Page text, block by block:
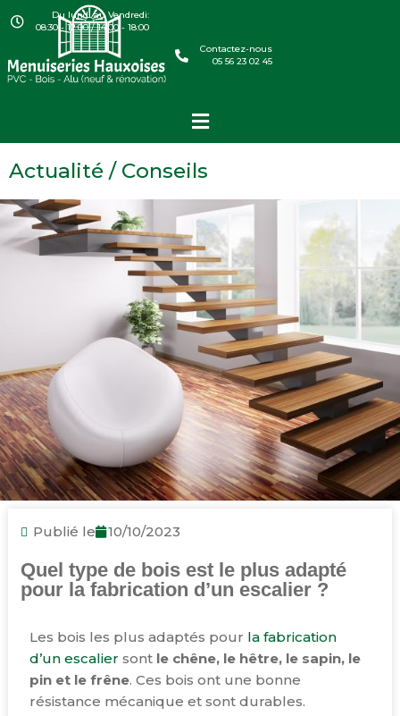
Du lundi au Vendredi:
08:30 - 12:00 / 14:00 - 18:00
Contactez-nous
05 56 23 02 45
Actualité / Conseils
Publié le 10/10/2023
Quel type de bois est le plus adapté
pour la fabrication d’un escalier ?
Les bois les plus adaptés pour la fabrication
d’un escalier sont le chêne, le hêtre, le sapin, le
pin et le frêne. Ces bois ont une bonne
résistance mécanique et sont durables.